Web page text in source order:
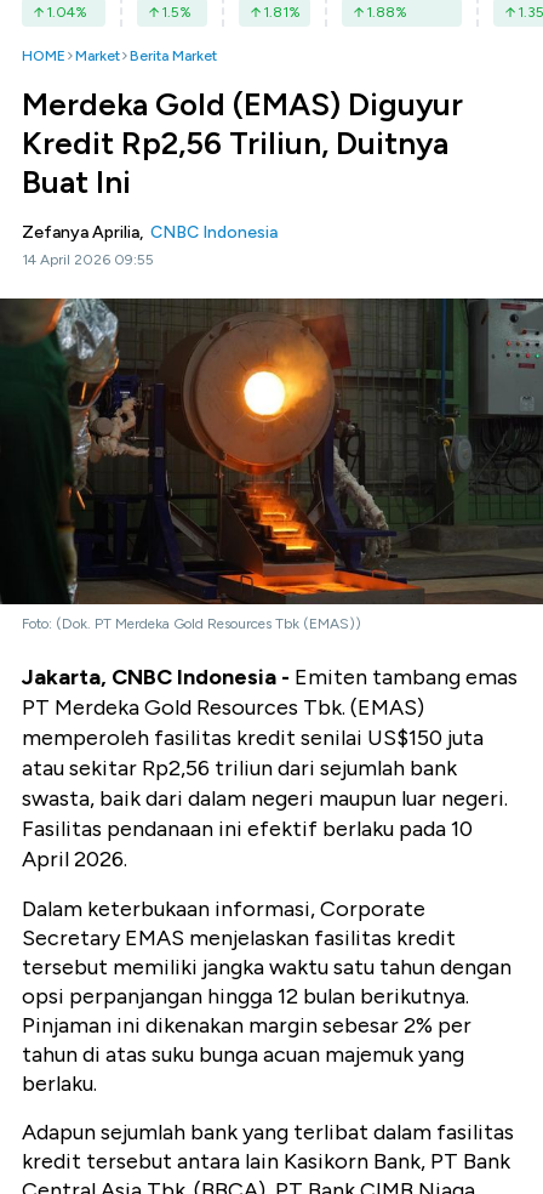
1.04% 1.5% 1.81% 1.88% 1.35
HOME Market Berita Market
Merdeka Gold (EMAS) Diguyur
Kredit Rp2,56 Triliun, Duitnya
Buat Ini
Zefanya Aprilia, CNBC Indonesia
14 April 2026 09:55
Foto: (Dok. PT Merdeka Gold Resources Tbk (EMAS))
Jakarta, CNBC Indonesia - Emiten tambang emas
PT Merdeka Gold Resources Tbk. (EMAS)
memperoleh fasilitas kredit senilai US$150 juta
atau sekitar Rp2,56 triliun dari sejumlah bank
swasta, baik dari dalam negeri maupun luar negeri.
Fasilitas pendanaan ini efektif berlaku pada 10
April 2026.
Dalam keterbukaan informasi, Corporate
Secretary EMAS menjelaskan fasilitas kredit
tersebut memiliki jangka waktu satu tahun dengan
opsi perpanjangan hingga 12 bulan berikutnya.
Pinjaman ini dikenakan margin sebesar 2% per
tahun di atas suku bunga acuan majemuk yang
berlaku.
Adapun sejumlah bank yang terlibat dalam fasilitas
kredit tersebut antara lain Kasikorn Bank, PT Bank